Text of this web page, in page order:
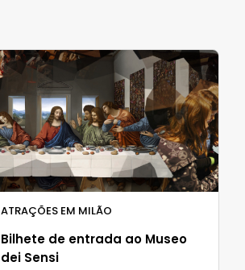
ATRAÇÕES EM MILÃO
Bilhete de entrada ao Museo
dei Sensi